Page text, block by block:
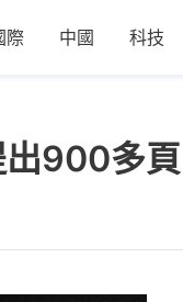
際 中國 科技
900多